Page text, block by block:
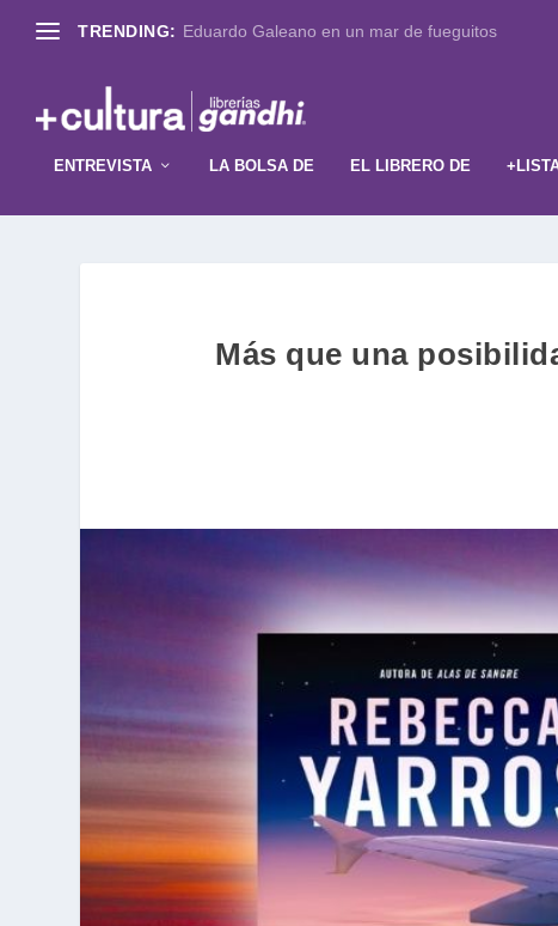
TRENDING: Eduardo Galeano en un mar de fueguitos
ENTREVISTA LA BOLSA DE EL LIBRERO DE
Más que una